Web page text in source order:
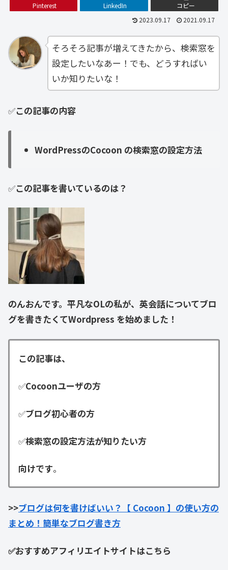
Pinterest LinkedIn
コピー
2023.09.17
2021.09.17
そろそろ記事が増えてきたから、検索窓を
設定したいなあー！でも、どうすればい
いか知りたいな！
✅この記事の内容
WordPressのCocoon の検索窓の設定方法
✅この記事を書いているのは？
のんおんです。平凡なOLの私が、 英会話についてブロ
グを書きたくてWordpress を始めました ！
この記事は、
✅Cocoonユーザの方
✅ブログ初心者の方
✅検索窓の設定方法が知りたい方
向けです。
>>ブログは何を書けばいい？【 Cocoon 】の使い方の
まとめ！簡単なブログ書き方
✅おすすめアフィリエイトサイトはこちら